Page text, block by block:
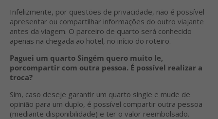
Infelizmente, por questões de privacidade, não é possível
apresentar ou compartilhar informações do outro viajante
antes da viagem. O parceiro de quarto será conhecido
apenas na chegada ao hotel, no início do roteiro.
Paguei um quarto Singém quero muito le,
porcompartir com outra pessoa. É possível realizar a
troca?
Sim, caso deseje garantir um quarto single e mude de
opinião para um duplo, é possível compartir outra pessoa
(mediante disponibilidade) e ter o valor reembolsado.